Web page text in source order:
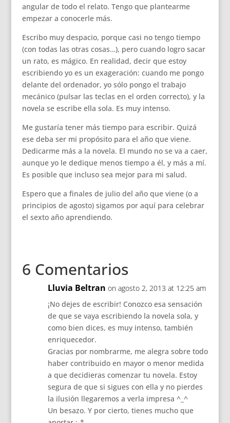
angular de todo el relato. Tengo que plantearme
empezar a conocerle más.
Escribo muy despacio, porque casi no tengo tiempo
(con todas las otras cosas…), pero cuando logro sacar
un rato, es mágico. En realidad, decir que estoy
escribiendo yo es un exageración: cuando me pongo
delante del ordenador, yo sólo pongo el trabajo
mecánico (pulsar las teclas en el orden correcto), y la
novela se escribe ella sola. Es muy intenso.
Me gustaría tener más tiempo para escribir. Quizá
ese deba ser mi propósito para el año que viene.
Dedicarme más a la novela. El mundo no se va a caer,
aunque yo le dedique menos tiempo a él, y más a mí.
Es posible que incluso sea mejor para mi salud.
Espero que a finales de julio del año que viene (o a
principios de agosto) sigamos por aquí para celebrar
el sexto año aprendiendo.
6 Comentarios
Lluvia Beltran on agosto 2, 2013 at 12:25 am
¡No dejes de escribir! Conozco esa sensación
de que se vaya escribiendo la novela sola, y
como bien dices, es muy intenso, también
enriquecedor.
Gracias por nombrarme, me alegra sobre todo
haber contribuido en mayor o menor medida
a que decidieras comenzar tu novela. Estoy
segura de que si sigues con ella y no pierdes
la ilusión llegaremos a verla impresa ^_^
Un besazo. Y por cierto, tienes mucho que